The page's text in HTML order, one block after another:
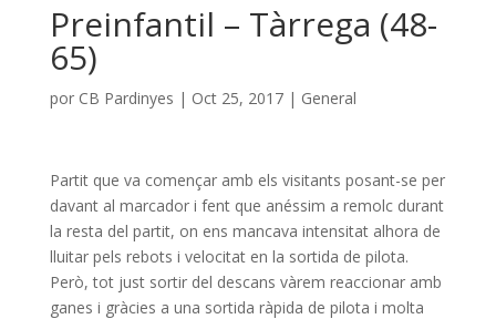
Preinfantil – Tàrrega (48-
65)
por CB Pardinyes | Oct 25, 2017| General
Partit que va començar amb els visitants posant-se per
davant al marcador i fent que anéssim a remolc durant
la resta del partit, on ens mancava intensitat alhora de
lluitar pels rebots i velocitat en la sortida de pilota.
Però, tot just sortir del descans vàrem reaccionar amb
ganes i gràcies a una sortida ràpida de pilota i molta